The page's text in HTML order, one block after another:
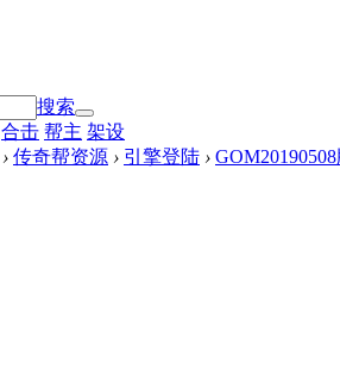
搜索
合击 帮主 架设
› 传奇帮资源 › 引擎登陆 ›